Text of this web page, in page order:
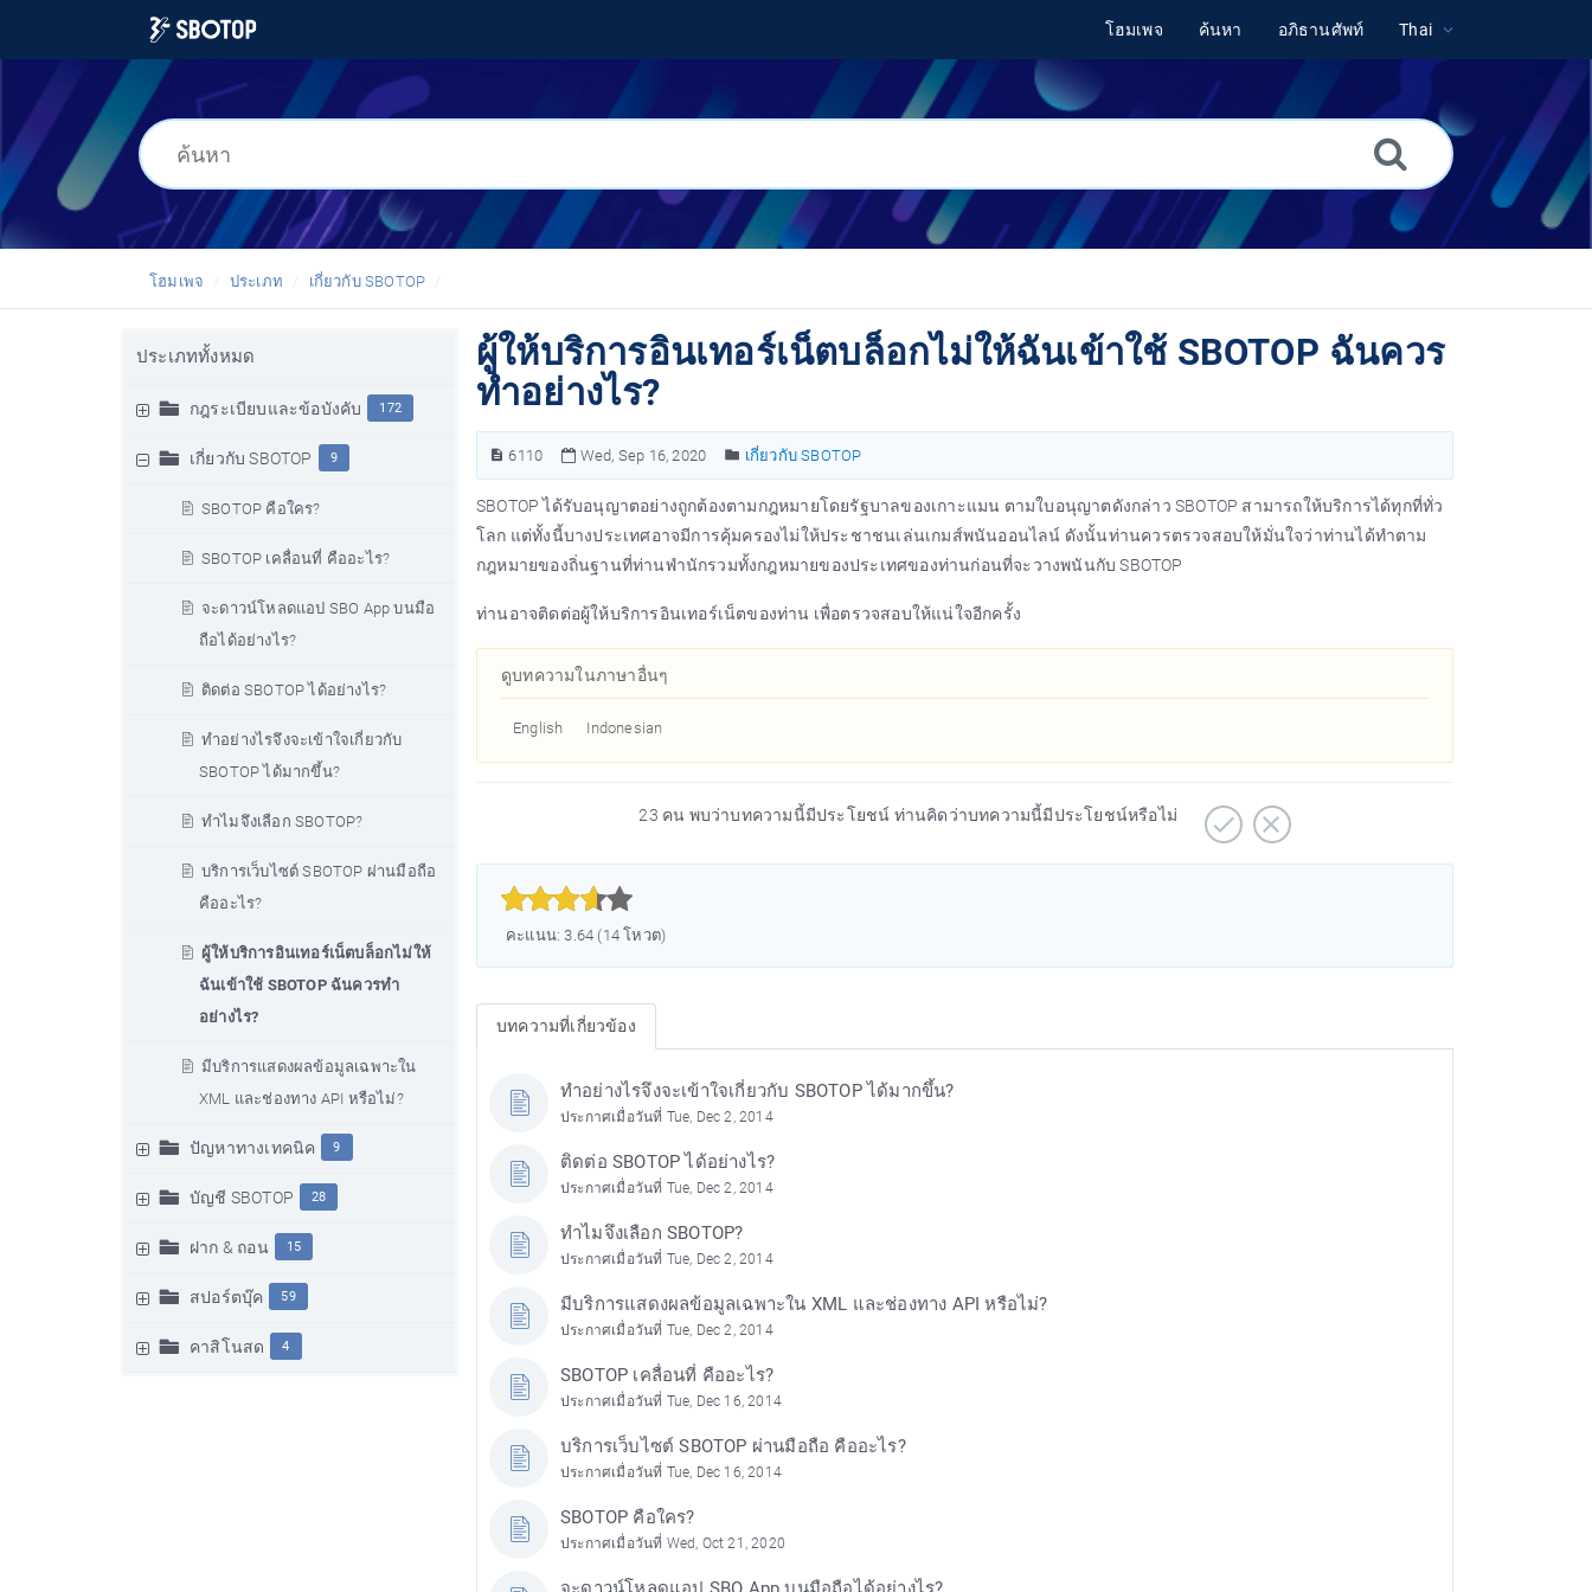
โฮมเพจ ค้นหา อภิธานศัพท์ Thai
โฮมเพจ ประเภท เกี่ยวกับ SBOTOP
ประเภททั้งหมด
กฎระเบียบและข้อบังคับ 172
เกี่ยวกับ SBOTOP 9
SBOTOP คือใคร?
SBOTOP เคลื่อนที่ คืออะไร?
จะดาวน์โหลดแอป SBO App บนมือ
ถือได้อย่างไร?
ติดต่อ SBOTOP ได้อย่างไร?
ทำอย่างไรจึงจะเข้าใจเกี่ยวกับ
SBOTOP ได้มากขึ้น?
ทำไมจึงเลือก SBOTOP?
บริการเว็บไซต์ SBOTOP ผ่านมือถือ
คืออะไร?
ผู้ให้บริการอินเทอร์เน็ตบล็อกไม่ให้
ฉันเข้าใช้ SBOTOP ฉันควรทำ
อย่างไร?
มีบริการแสดงผลข้อมูลเฉพาะใน
XML และช่องทาง API หรือไม่?
ปัญหาทางเทคนิค 9
บัญชี SBOTOP 28
ฝาก & ถอน 15
สปอร์ตบุ๊ค 59
คาสิโนสด 4
ผู้ให้บริการอินเทอร์เน็ตบล็อกไม่ให้ฉันเข้าใช้ SBOTOP ฉันควร
ทำอย่างไร?
6110 Wed, Sep 16, 2020 เกี่ยวกับ SBOTOP
SBOTOP ได้รับอนุญาตอย่างถูกต้องตามกฎหมายโดยรัฐบาลของเกาะแมน ตามใบอนุญาตดังกล่าว SBOTOP สามารถให้บริการได้ทุกที่ทั่ว
โลก แต่ทั้งนี้บางประเทศอาจมีการคุ้มครองไม่ให้ประชาชนเล่นเกมส์พนันออนไลน์ ดังนั้นท่านควรตรวจสอบให้มั่นใจว่าท่านได้ทำตาม
กฎหมายของถิ่นฐานที่ท่านพำนักรวมทั้งกฎหมายของประเทศของท่านก่อนที่จะวางพนันกับ SBOTOP
ท่านอาจติดต่อผู้ให้บริการอินเทอร์เน็ตของท่าน เพื่อตรวจสอบให้แน่ใจอีกครั้ง
ดูบทความในภาษาอื่นๆ
English Indonesian
23 คน พบว่าบทความนี้มีประโยชน์ ท่านคิดว่าบทความนี้มีประโยชน์หรือไม่



คะแนน: 3.64 (14 โหวต)
บทความที่เกี่ยวข้อง
ทำอย่างไรจึงจะเข้าใจเกี่ยวกับ SBOTOP ได้มากขึ้น?
ประกาศเมื่อวันที่ Tue, Dec 2, 2014
ติดต่อ SBOTOP ได้อย่างไร?
ประกาศเมื่อวันที่ Tue, Dec 2, 2014
ทำไมจึงเลือก SBOTOP?
ประกาศเมื่อวันที่ Tue, Dec 2, 2014
มีบริการแสดงผลข้อมูลเฉพาะใน XML และช่องทาง API หรือไม่?
ประกาศเมื่อวันที่ Tue, Dec 2, 2014
SBOTOP เคลื่อนที่ คืออะไร?
ประกาศเมื่อวันที่ Tue, Dec 16, 2014
บริการเว็บไซต์ SBOTOP ผ่านมือถือ คืออะไร?
ประกาศเมื่อวันที่ Tue, Dec 16, 2014
SBOTOP คือใคร?
ประกาศเมื่อวันที่ Wed, Oct 21, 2020